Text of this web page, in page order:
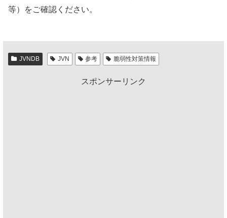
等）をご確認ください。
JVNDB JVN 参考 脆弱性対策情報
スポンサーリンク